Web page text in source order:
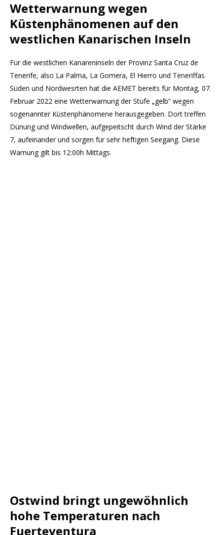
Wetterwarnung wegen
Küstenphänomenen auf den
westlichen Kanarischen Inseln
Für die westlichen Kanareninseln der Provinz Santa Cruz de
Tenerife, also La Palma, La Gomera, El Hierro und Teneriffas
Süden und Nordwesrten hat die AEMET bereits für Montag, 07.
Februar 2022 eine Wetterwarnung der Stufe „gelb“ wegen
sogenannter Küstenphänomene herausgegeben. Dort treffen
Dünung und Windwellen, aufgepeitscht durch Wind der Stärke
7, aufeinander und sorgen für sehr heftigen Seegang. Diese
Warnung gilt bis 12:00h Mittags.
Ostwind bringt ungewöhnlich
hohe Temperaturen nach
Fuerteventura